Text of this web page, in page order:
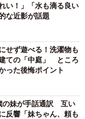
く課税ができます
込めます。
朽化が進んでいる状
を確保できるの
る
い！」「水も滴る良い
な近影が話題
せず遊べる！洗濯物も
ての「中庭」 ところ
った後悔ポイント
の妹が手話通訳 互い
反響「妹ちゃん、頼も